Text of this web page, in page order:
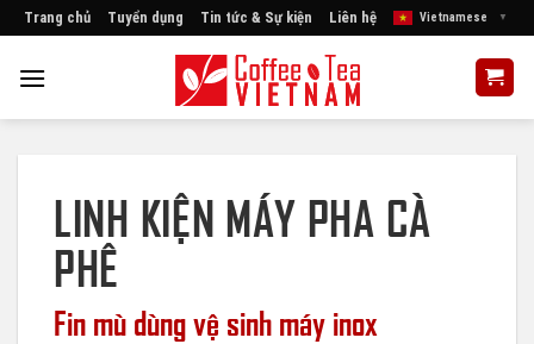
Skip
content
Trang chủ Tuyển dụng Tin tức & Sự kiện Liên hệ Vietnamese ▼
LINH KIỆN MÁY PHA CÀ
PHÊ
Fin mù dùng vệ sinh máy inox